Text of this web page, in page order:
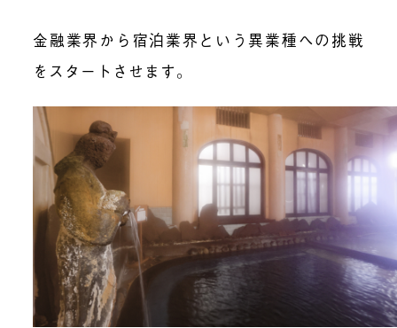
金融業界から宿泊業界という異業種への挑戦
をスタートさせます。